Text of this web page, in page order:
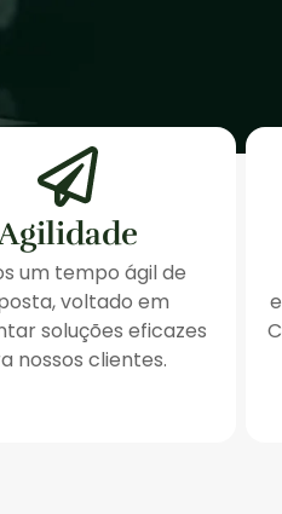
um tempo ágil de
voltado em
soluções eficazes
nossos clientes.